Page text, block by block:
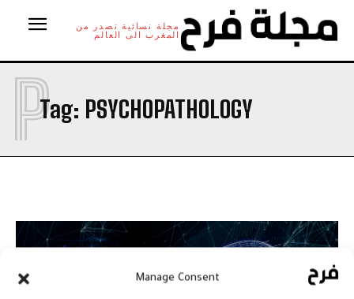
Manage Consent
مجلة نسائية تصدر من
المغرب الى العالم
Tag: PSYCHOPATHOLOGY
P